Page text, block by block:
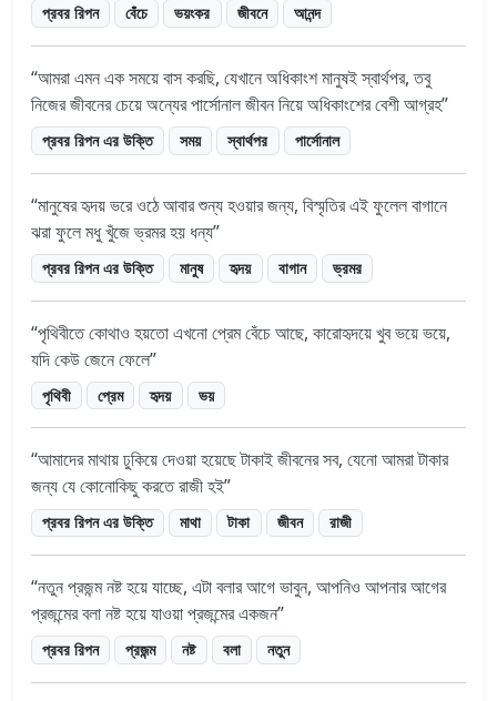
প্রবর রিপন বেঁচে ভয়ংকর জীবনে আনন্দ
আমরা এমন এক সময়ে বাস করছি, যেখানে অধিকাংশ মানুষই স্বার্থপর, তবু
নিজের জীবনের চেয়ে অন্যের পার্সোনাল জীবন নিয়ে অধিকাংশের বেশী আগ্রহ
প্রবর রিপন এর উক্তি সময় স্বার্থপর পার্সোনাল
মানুষের হৃদয় ভরে ওঠে আবার শুন্য হওয়ার জন্য, বিস্মৃতির এই ফুলেল বাগানে
ঝরা ফুলে মধু খুঁজে ভ্রমর হয় ধন্য
প্রবর রিপন এর উক্তি মানুষ হৃদয় বাগান ভ্রমর
পৃথিবীতে কোথাও হয়তো এখনো প্রেম বেঁচে আছে, কারোহৃদয়ে খুব ভয়ে ভয়ে,
যদি কেউ জেনে ফেলে
পৃথিবী প্রেম হৃদয় ভয়
আমাদের মাথায় ঢুকিয়ে দেওয়া হয়েছে টাকাই জীবনের সব, যেনো আমরা টাকার
জন্য যে কোনোকিছু করতে রাজী হই
প্রবর রিপন এর উক্তি মাথা টাকা জীবন রাজী
নতুন প্রজন্ম নষ্ট হয়ে যাচ্ছে, এটা বলার আগে ভাবুন, আপনিও আপনার আগের
প্রজন্মের বলা নষ্ট হয়ে যাওয়া প্রজন্মের একজন
প্রবর রিপন প্রজন্ম নষ্ট বলা নতুন